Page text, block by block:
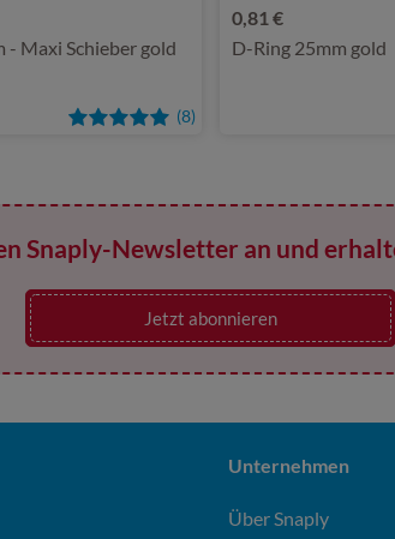
(8)
- Maxi Schieber gold
0,81 €
D-Ring 25mm gold
Snaply-Newsletter an und
Jetzt abonnieren
Unternehmen
Über Snaply